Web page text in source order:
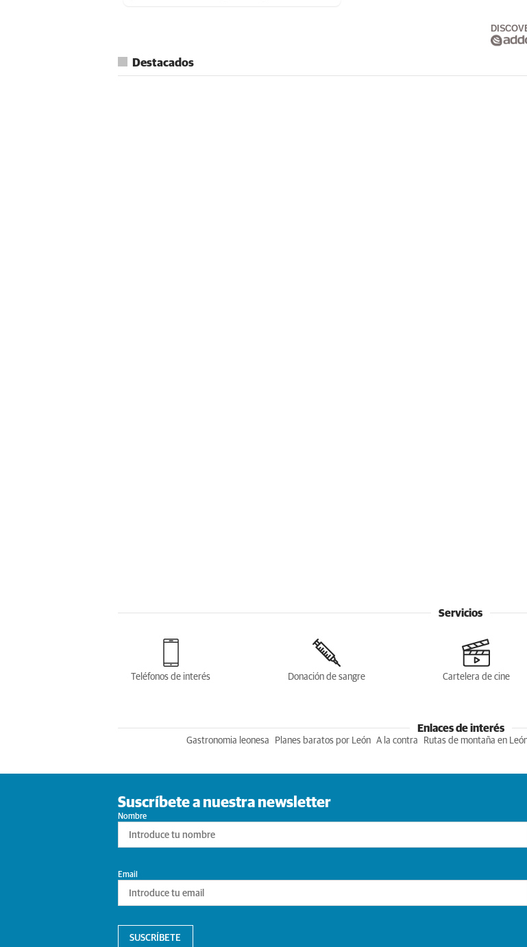
Destacados
Servicios
Teléfonos de interés Donación de sangre Cartelera de cine
Enlaces de interés
Gastronomia leonesa Planes baratos por León A la contra Rutas de montaña en
Suscríbete a nuestra newsletter
Nombre
Email
SUSCRÍBETE